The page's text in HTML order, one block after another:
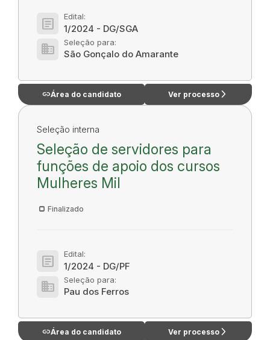
article Edital:
1/2024 - DG/SGA
domain Seleção para:
São Gonçalo do Amarante
linkÁrea do candidato Ver processo arrow_forward_ios
Seleção interna
Seleção de servidores para
funções de apoio dos cursos
Mulheres Mil
Finalizado
article Edital:
1/2024 - DG/PF
domain Seleção para:
Pau dos Ferros
linkÁrea do candidato Ver processo arrow_forward_ios